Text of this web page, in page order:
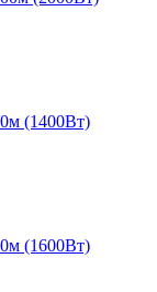
(1400Вт)
(1600Вт)